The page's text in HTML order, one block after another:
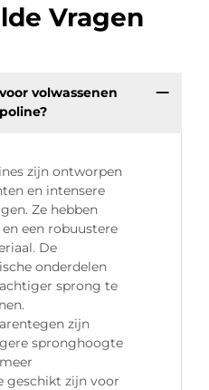
Vragen
volwassenen
zijn ontworpen
en intensere
Ze hebben
een robuustere
De
onderdelen
sprong te
zijn
spronghoogte
geschikt zijn voor